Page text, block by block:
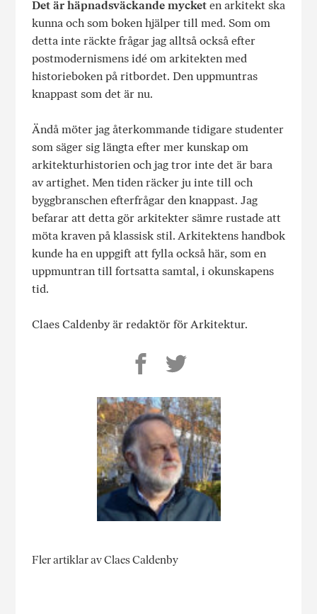
Det är häpnadsväckande mycketen arkitekt ska
kunna och som boken hjälper till med. Som om
detta inte räckte frågar jag alltså också efter
postmodernismens idé om arkitekten med
historieboken på ritbordet. Den uppmuntras
knappast som det är nu.
Ändå möter jag återkommande tidigare studenter
som säger sig längta efter mer kunskap om
arkitekturhistorien och jag tror inte det är bara
av artighet. Men tiden räcker ju inte till och
byggbranschen efterfrågar den knappast. Jag
befarar att detta gör arkitekter sämre rustade att
möta kraven på klassisk stil. Arkitektens handbok
kunde ha en uppgift att fylla också här, som en
uppmuntran till fortsatta samtal, i okunskapens
tid.
Claes Caldenby är redaktör för Arkitektur.
Fler artiklar av Claes Caldenby